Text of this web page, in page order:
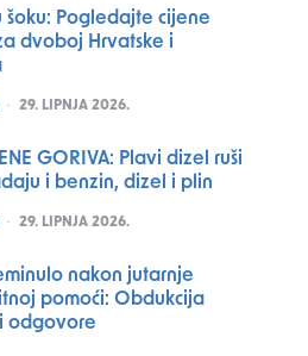
šoku: Pogledajte cijene
dvoboj Hrvatske i
29. LIPNJA 2026.
GORIVA: Plavi dizel ruši
i benzin, dizel i plin
29. LIPNJA 2026.
nakon jutarnje
pomoći: Obdukcija
odgovore